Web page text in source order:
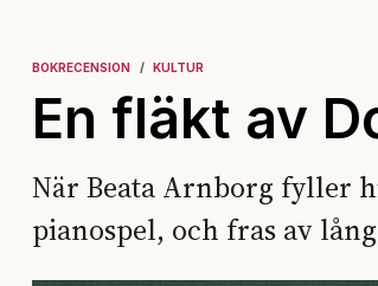
BOKRECENSION KULTUR
En fläkt av
När Beata Arnborg fyller
pianospel, och fras av